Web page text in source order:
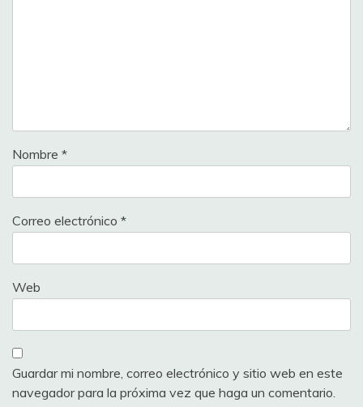
Nombre *
Correo electrónico *
Web
Guardar mi nombre, correo electrónico y sitio web en este
navegador para la próxima vez que haga un comentario.